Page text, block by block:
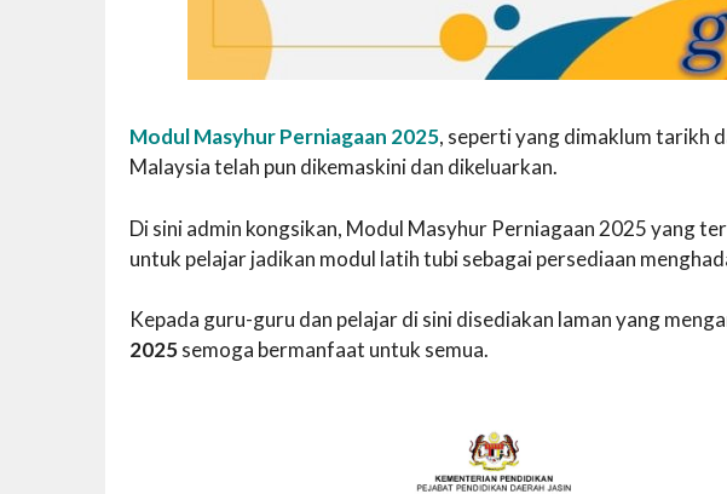
Modul Masyhur Perniagaan 2025, seperti yang dimaklum tarikh
Malaysia telah pun dikemaskini dan dikeluarkan.
Di sini admin kongsikan, Modul Masyhur Perniagaan 2025 yang
untuk pelajar jadikan modul latih tubi sebagai persediaan
Kepada guru-guru dan pelajar di sini disediakan laman yang
2025semoga bermanfaat untuk semua.